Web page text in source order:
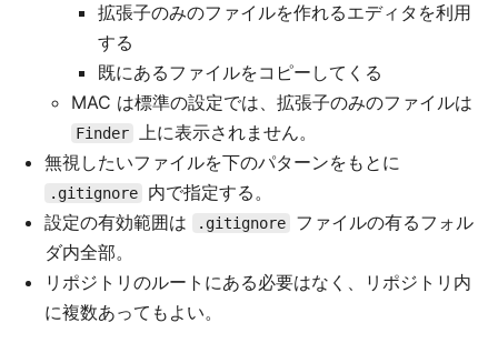
拡張子のみのファイルを作れるエディタを利用
する
既にあるファイルをコピーしてくる
MAC は標準の設定では、拡張子のみのファイルは
Finder 上に表示されません。
無視したいファイルを下のパターンをもとに
.gitignore
内で指定する。
設定の有効範囲は
.gitignore
ファイルの有るフォル
ダ内全部。
リポジトリのルートにある必要はなく、リポジトリ内
に複数あってもよい。